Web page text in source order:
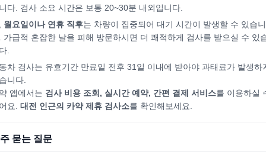
다. 검사 소요 시간은 보통 20~30분 내외입니다.
월요일이나 연휴 직후는 차량이 집중되어 대기 시간이 발생할 수 있습니
가급적 혼잡한 날을 피해 방문하시면 더 쾌적하게 검사를 받으실 수 있
.
차 검사는 유효기간 만료일 전후 31일 이내에 받아야 과태료가 발생하
니다.
앱에서는 검사 비용 조회, 실시간 예약, 간편 결제 서비스를 이용하실
요. 대전 인근의 카약 제휴 검사소를 확인해보세요.
묻는 질문